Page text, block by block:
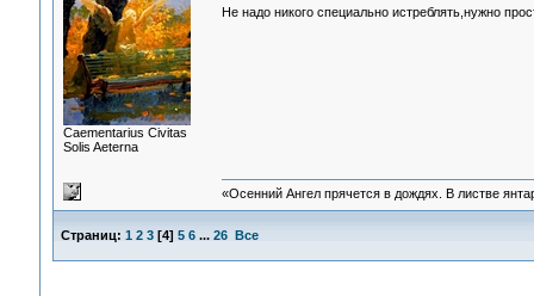
Сaementarius Civitas
Solis Aeterna
Не надо никого специально истреблять,нужно
«Осенний Ангел прячется в дождях. В листве
Страниц: 1 2 3[4] 5 6 ... 26 Все